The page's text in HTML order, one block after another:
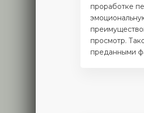
проработке
просмотр.
преданными